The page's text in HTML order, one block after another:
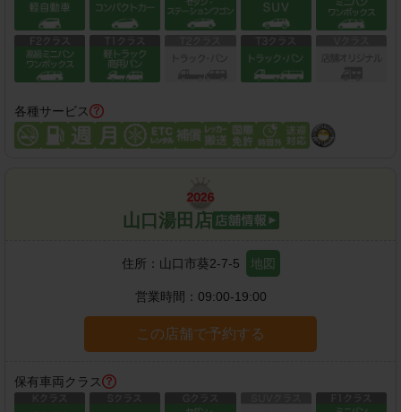
各種サービス
山口湯田店
住所： 山口市葵2-7-5 地図
営業時間： 09:00-19:00
この店舗で予約する
保有車両クラス